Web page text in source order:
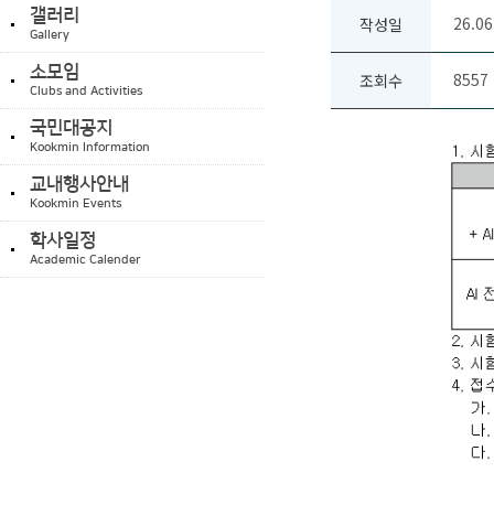
갤러리
Gallery
소모임
Clubs and Activities
국민대공지
Kookmin Information
교내행사안내
Kookmin Events
학사일정
Academic Calender
작성일
조회수 8557